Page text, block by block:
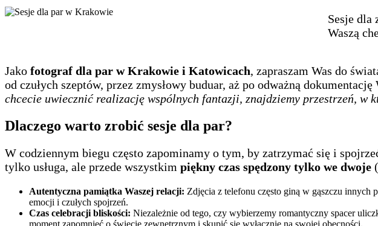
Sesje dla
Waszą
Jako fotograf dla par w Krakowie i Katowicach, zapraszam Was do
od czułych szeptów, przez zmysłowy buduar, aż po odważną dokumentację
chcecie uwiecznić realizację wspólnych fantazji, znajdziemy przestrzeń,
Dlaczego warto zrobić sesje dla par?
W codziennym biegu często zapominamy o tym, by zatrzymać się i
tylko usługa, ale przede wszystkim piękny czas spędzony tylko we dwoje (
Autentyczna pamiątka Waszej relacji: Zdjęcia z telefonu często giną w gąszczu innych
emocji i czułych spojrzeń.
Czas celebracji bliskości: Niezależnie od tego, czy wybierzemy romantyczny spacer
moment zapomnieć o świecie zewnętrznym i skupić się wyłącznie na swojej obecności.